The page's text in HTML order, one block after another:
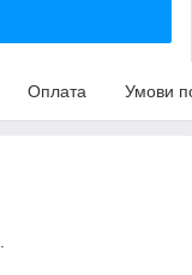
Оплата Умови